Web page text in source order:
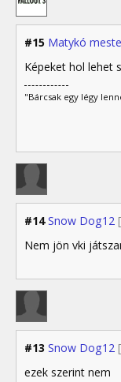
#15 Matykó
Képeket hol lehet
"Bárcsak egy légy
#14 Snow Dog12
Nem jön vki
#13 Snow Dog12
ezek szerint nem